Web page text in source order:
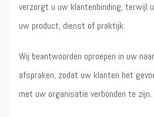
verzorgt u uw klantenbinding, terwijl
uw product, dienst of praktijk.
Wij beantwoorden oproepen in uw
afspraken, zodat uw klanten het
met uw organisatie verbonden te zijn.